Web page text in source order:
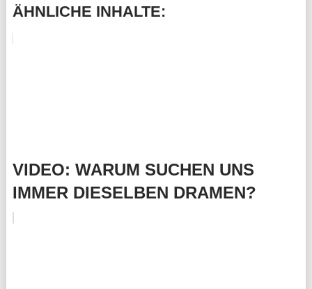
ÄHNLICHE INHALTE:
VIDEO: WARUM SUCHEN UNS
IMMER DIESELBEN DRAMEN?